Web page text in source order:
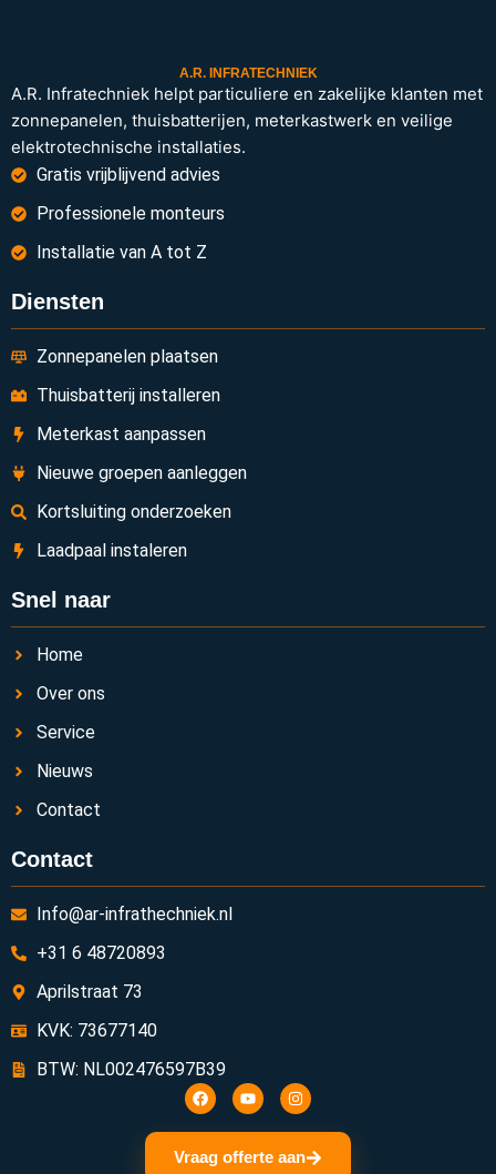
A.R. INFRATECHNIEK
A.R. Infratechniek helpt particuliere en zakelijke klanten met
zonnepanelen, thuisbatterijen, meterkastwerk en veilige
elektrotechnische installaties.
Gratis vrijblijvend advies
Professionele monteurs
Installatie van A tot Z
Diensten
Zonnepanelen plaatsen
Thuisbatterij installeren
Meterkast aanpassen
Nieuwe groepen aanleggen
Kortsluiting onderzoeken
Laadpaal instaleren
Snel naar
Home
Over ons
Service
Nieuws
Contact
Contact
Info@ar-infrathechniek.nl
+31 6 48720893
Aprilstraat 73
KVK: 73677140
BTW: NL002476597B39
Vraag offerte aan